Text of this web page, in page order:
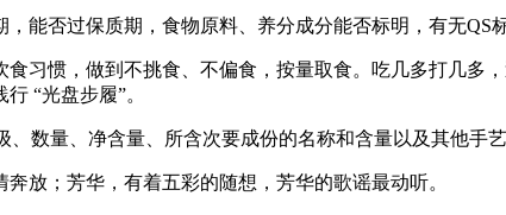
否过保质期，食物原料、养分成分能否标明，有无QS标
惯，做到不挑食、不偏食，按量取食。吃几多打几多
“光盘步履”。
量、净含量、所含次要成份的名称和含量以及其他手艺
；芳华，有着五彩的随想，芳华的歌谣最动听。